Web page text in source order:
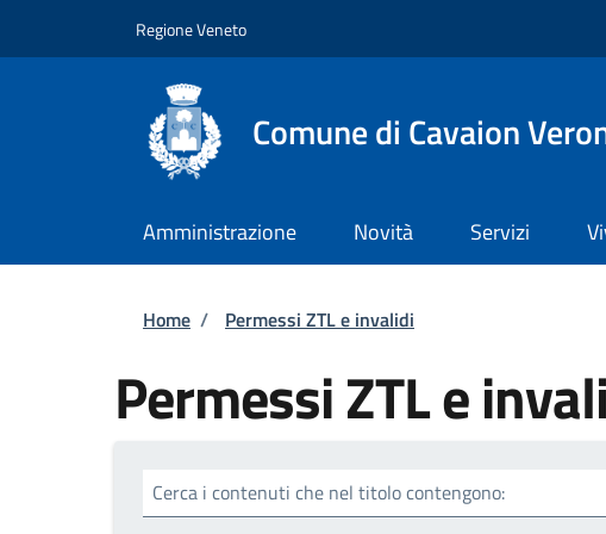
Regione Veneto
Comune di Cavaion
Amministrazione Novità Servizi
Briciole di pane
Home / Permessi ZTL e invalidi
Permessi ZTL e
Cerca i contenuti che nel titolo contengono: